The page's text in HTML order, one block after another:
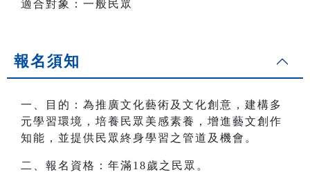
適合對象：一般民眾
報名須知
一、目的：為推廣文化藝術及文化創意，建構多
元學習環境，培養民眾美感素養，增進藝文創作
知能，並提供民眾終身學習之管道及機會。
二、報名資格：年滿18歲之民眾。